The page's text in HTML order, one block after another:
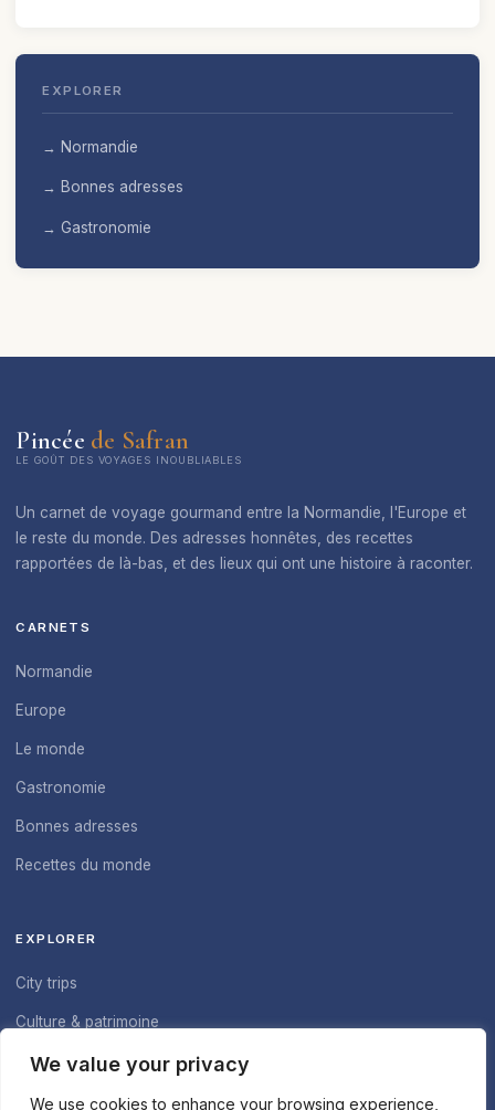
We value your privacy
We use cookies to enhance your browsing experience,
EXPLORER
→ Normandie
→ Bonnes adresses
→ Gastronomie
Pincée de Safran
LE GOÛT DES VOYAGES INOUBLIABLES
Un carnet de voyage gourmand entre la Normandie, l'Europe et
le reste du monde. Des adresses honnêtes, des recettes
rapportées de là-bas, et des lieux qui ont une histoire à raconter.
CARNETS
Normandie
Europe
Le monde
Gastronomie
Bonnes adresses
Recettes du monde
EXPLORER
City trips
Culture & patrimoine
À propos du blog
Nous contacter